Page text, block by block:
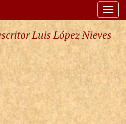
Luis López Nieves